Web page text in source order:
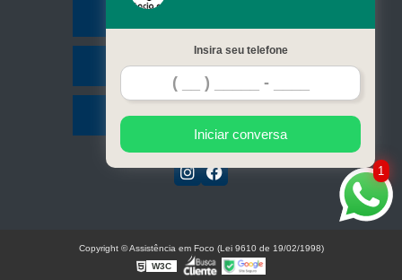
Contato
Mapa do site
1
Insira seu telefone
Iniciar conversa
Copyright © Assistência em Foco (Lei 9610 de 19/02/1998)
W3C